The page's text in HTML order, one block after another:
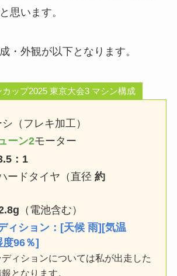
思います。
・外観が以下となります。
ップ2025 東京大会3 マシン構成
（フレキ加工）
ーン2モーター
：1
ードタイヤ（直径約
（電池含む）
ィション：[天候 雨][気温
96％]
ィションについては私が出走した
となります。